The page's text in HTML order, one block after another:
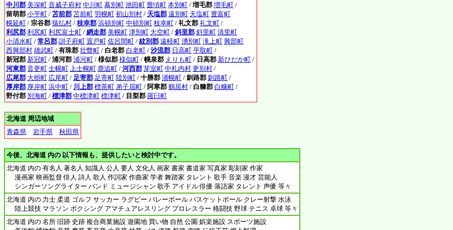
中川郡 美深町 音威子府村 中川町 幕別町 池田町 豊頃町 本別町 / 増毛郡 増毛町 /
留萌郡 小平町 / 苫前郡 苫前町 羽幌町 初山別村 / 天塩郡 遠別町 天塩町 豊富町
幌延町 / 宗谷郡 猿払村 / 枝幸郡 浜頓別町 中頓別町 枝幸町 / 礼文郡 礼文町 /
利尻郡 利尻町 利尻富士町 / 網走郡 美幌町 津別町 大空町 / 斜里郡 斜里町 清里町
小清水町 / 常呂郡 訓子府町 置戸町 佐呂間町 / 紋別郡 遠軽町 湧別町 滝上町 興部町
西興部村 雄武町 / 有珠郡 壮瞥町 / 白老郡 白老町 / 沙流郡 日高町 平取町 /
新冠郡 新冠町 / 浦河郡 浦河町 / 様似郡 様似町 / 幌泉郡 えりも町 / 日高郡 新ひだか町 /
河東郡 音更町 士幌町 上士幌町 鹿追町 / 河西郡 芽室町 中札内村 更別村 /
広尾郡 大樹町 広尾町 / 足寄郡 足寄町 陸別町 / 十勝郡 浦幌町 / 釧路郡 釧路町 /
厚岸郡 厚岸町 浜中町 / 川上郡 標茶町 弟子屈町 / 阿寒郡 鶴居村 / 白糠郡 白糠町 /
野付郡 別海町 / 標津郡 中標津町 標津町 / 目梨郡 羅臼町
北海道 周辺地域
青森県
岩手県 秋田県
今後、北海道 内の 以下情報も、提供したいと検討中です。
北海道 内の 有名人 著名人 知識人 公人 要人 文化人 画家 書家 書道家 写真家 彫刻家 作家
漫画家 映画監督 俳人 詩人 歌人 作詞家 作曲家 学者 舞踏家 タレント 歌手 音楽 漫才 芸能人
シンガーソングライター バンド ミュージシャン 歌手 アイドル 俳優 落語家 タレント 声優 等々
北海道 内の 力士 柔道 ゴルフ サッカー ラグビー バレーボール バスケットボール クレー射撃 水泳
陸上競技 マラソン ボクシング アマチュアレスリング プロレスラー 格闘技 野球 テニス 卓球 等々
北海道 内の 名所 旧跡 史跡 複合商業施設 遊園地 買い物 自然 公園 娯楽施設 スポーツ施設